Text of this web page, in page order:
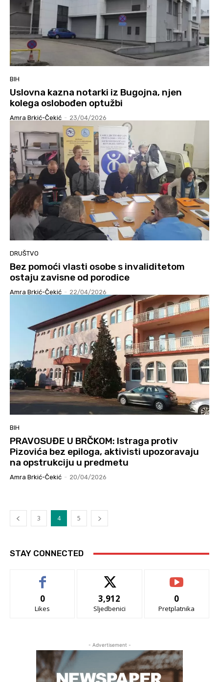
BIH
Uslovna kazna notarki iz Bugojna, njen
kolega oslobođen optužbi
Amra Brkić-Čekić - 23/04/2026
DRUŠTVO
Bez pomoći vlasti osobe s invaliditetom
ostaju zavisne od porodice
Amra Brkić-Čekić - 22/04/2026
BIH
PRAVOSUĐE U BRČKOM: Istraga protiv
Pizovića bez epiloga, aktivisti upozoravaju
na opstrukciju u predmetu
Amra Brkić-Čekić - 20/04/2026
3 4 5
STAY CONNECTED
0
Likes
3,912
Sljedbenici
0
Pretplatnika
- Advertisement -